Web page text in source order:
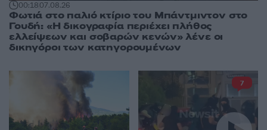
00:1807.08.26
Φωτιά στο παλιό κτίριο του Μπάντμιντον στο
Γουδή: «Η δικογραφία περιέχει πλήθος
ελλείψεων και σοβαρών κενών» λένε οι
δικηγόροι των κατηγορουμένων
7